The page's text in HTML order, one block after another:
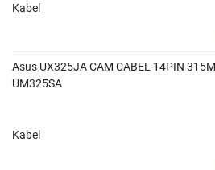
Kabel
Asus UX325JA CAM CABEL 14PIN
UM325SA
Kabel